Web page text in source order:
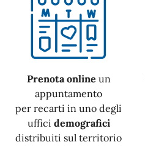
Prenota online un
appuntamento
per recarti in uno degli
uffici demografici
distribuiti sul territorio